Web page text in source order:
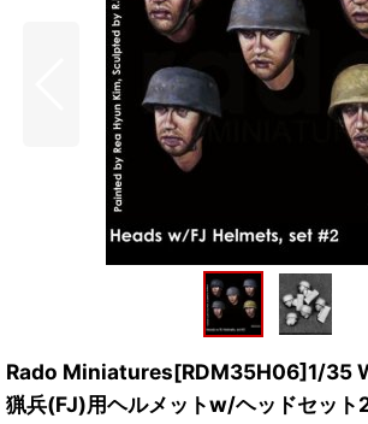
Rado Miniatures[RDM35H06]1/35
猟兵(FJ)用ヘルメットw/ヘッドセット